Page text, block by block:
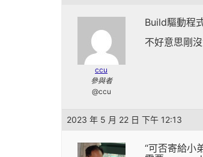
ccu
參與者
@ccu
Build驅動程
不好意思剛
2023 年 5 月 22 日 下午 12:13
“可否寄給